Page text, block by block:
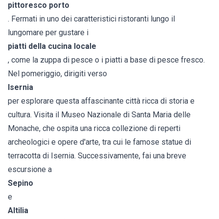
pittoresco porto
. Fermati in uno dei caratteristici ristoranti lungo il
lungomare per gustare i
piatti della cucina locale
, come la zuppa di pesce o i piatti a base di pesce fresco.
Nel pomeriggio, dirigiti verso
Isernia
per esplorare questa affascinante città ricca di storia e
cultura. Visita il Museo Nazionale di Santa Maria delle
Monache, che ospita una ricca collezione di reperti
archeologici e opere d'arte, tra cui le famose statue di
terracotta di Isernia. Successivamente, fai una breve
escursione a
Sepino
e
Altilia